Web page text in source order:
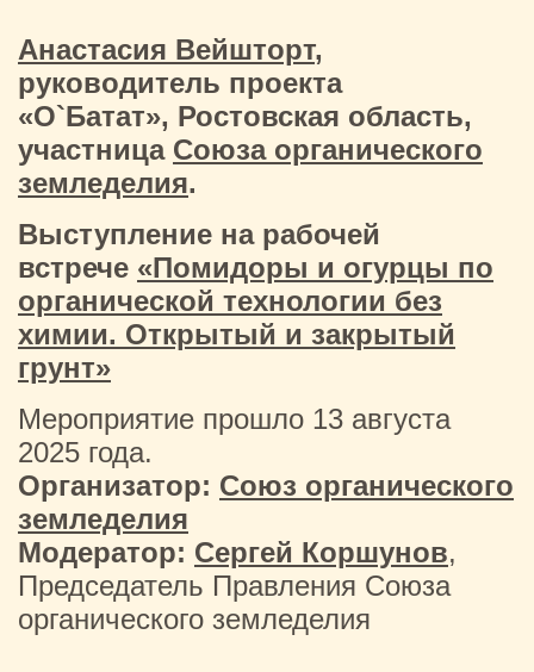
Анастасия Вейшторт,
руководитель проекта
«O`Батат», Ростовская область,
участница Союза органического
земледелия.
Выступление на рабочей
встрече «Помидоры и огурцы по
органической технологии без
химии. Открытый и закрытый
грунт»
Мероприятие прошло 13 августа
2025 года.
Организатор: Союз органического
земледелия
Модератор: Сергей Коршунов,
Председатель Правления Союза
органического земледелия